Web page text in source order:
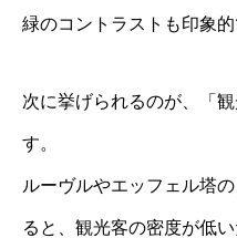
緑のコントラストも印象的
次に挙げられるのが、「
す。
ルーヴルやエッフェル塔
ると、観光客の密度が低